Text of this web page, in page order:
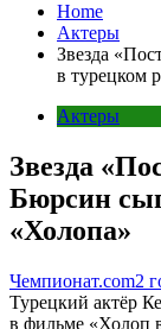
Home
Актеры
Звезда
в турецком
Актеры
Звезда
Бюрсин
«Холопа»
Чемпионат.com2
Турецкий актёр
в фильме «Холоп